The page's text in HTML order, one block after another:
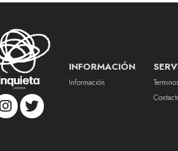
INFORMACIÓN
Información